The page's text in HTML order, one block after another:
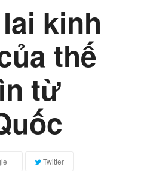
kinh
thế
từ
+ Twitter